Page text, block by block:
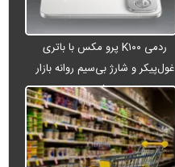
ردمی K۱۰۰ پرو مکس با باتری
غول‌پیکر و شارژ بی‌سیم روانه بازار
می‌شود